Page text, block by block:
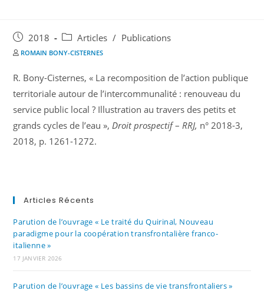
2018 Articles / Publications
ROMAIN BONY-CISTERNES
R. Bony-Cisternes, « La recomposition de l’action publique
territoriale autour de l’intercommunalité : renouveau du
service public local ? Illustration au travers des petits et
grands cycles de l’eau »,Droit prospectif–RRJ, n° 2018-3,
2018, p. 1261-1272.
Articles Récents
Parution de l’ouvrage « Le traité du Quirinal, Nouveau
paradigme pour la coopération transfrontalière franco-
italienne »
17 JANVIER 2026
Parution de l’ouvrage « Les bassins de vie transfrontaliers »